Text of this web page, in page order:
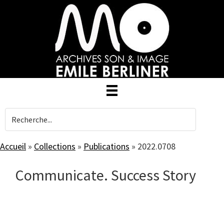
Accueil » Collections » Publications » 2022.0708
Communicate. Success Story